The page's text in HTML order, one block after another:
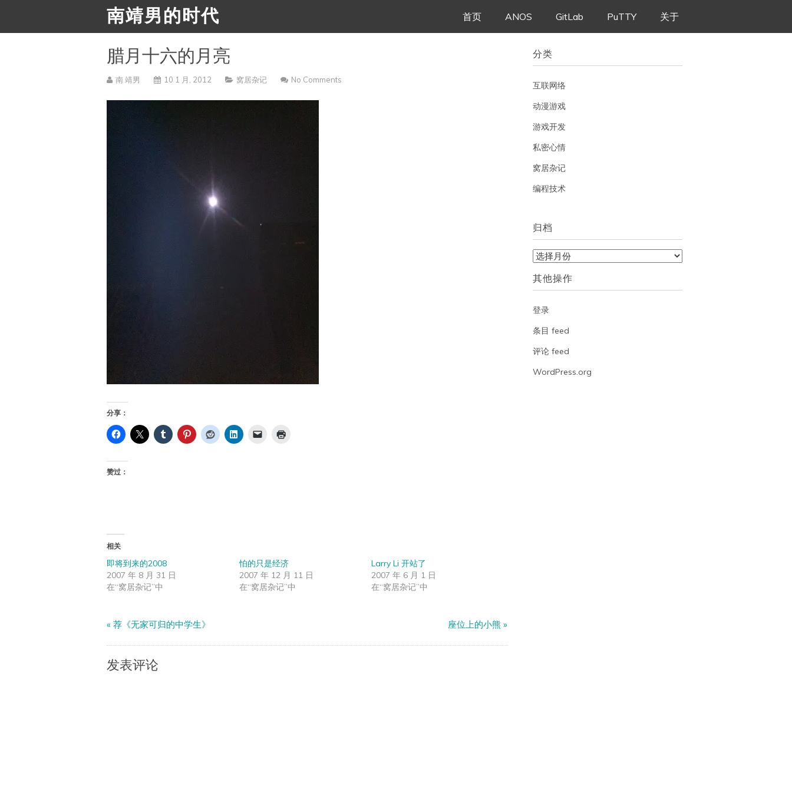
南靖男的时代
Skip
首页 ANOS GitLab PuTTY 关于
腊月十六的月亮
南 靖男 10 1 月, 2012 窝居杂记 No Comments
分享：
赞过：
相关
即将到来的2008
2007 年 8 月 31 日
在“窝居杂记”中
怕的只是经济
2007 年 12 月 11 日
在“窝居杂记”中
Larry Li 开站了
2007 年 6 月 1 日
在“窝居杂记”中
«荐《无家可归的中学生》 座位上的小熊 »
发表评论
分类
互联网络
动漫游戏
游戏开发
私密心情
窝居杂记
编程技术
归档
归
其他操作
登录
条目 feed
评论 feed
WordPress.org